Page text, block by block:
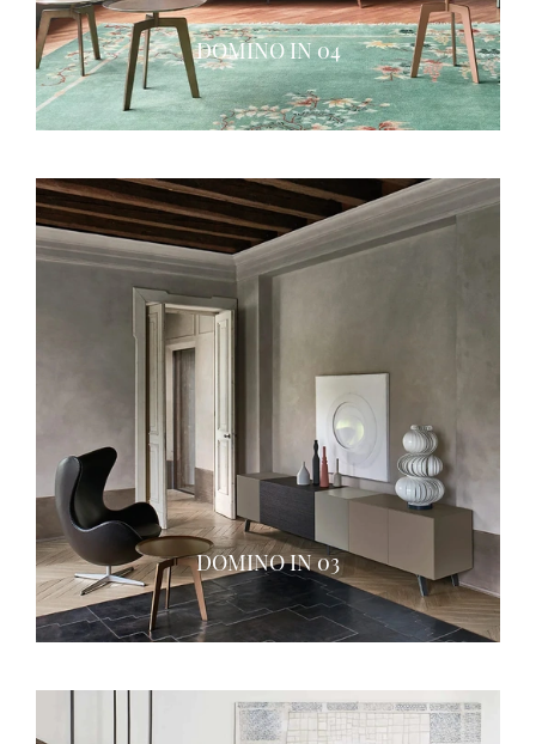
DOMINO IN 04
DOMINO IN 03